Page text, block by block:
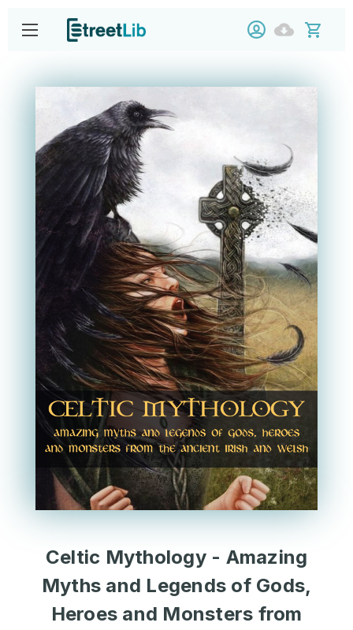
Celtic Mythology - Amazing
Myths and Legends of Gods,
Heroes and Monsters from